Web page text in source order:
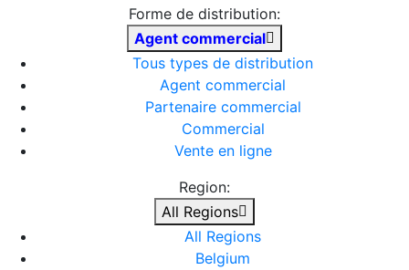
Forme de distribution:
Agent commercial
Tous types de distribution
Agent commercial
Partenaire commercial
Commercial
Vente en ligne
Region:
All Regions
All Regions
Belgium